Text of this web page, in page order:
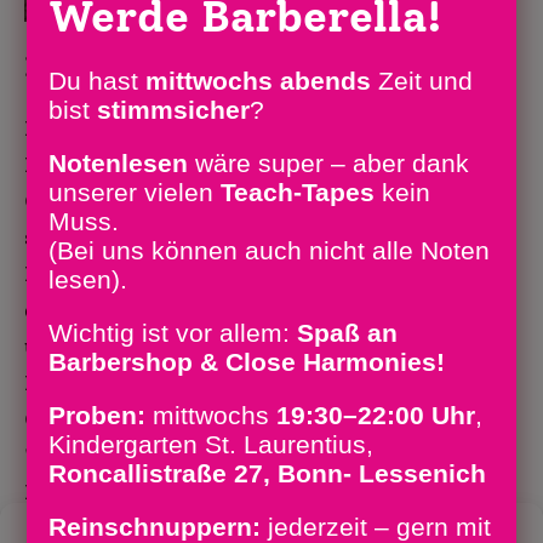
Endlich wieder live singen!
Endlich wieder im alten Proberaum!
Der Vorstand wird wieder gewählt!
Chortreffen am Wahlsonntag Nach der
schwierigen Lockdown-Zeit proben die
Barberellas wieder - bei Einhaltung
der Coronaregeln, versteht sich - in
unseren alten Räumlichkeiten. Mit
Mareike Meise hatten wir ein erstes
Coaching in Vorbereitung auf die
"Convention", das Barbershop
Musikfestival 2020 - in Dortmund im
März 2022. Und wir freuen uns…
Werde Barberella!
Du hast mittwochs abends Zeit und
bist stimm­sicher?
Notenlesen wäre super – aber dank
unserer vielenTeach-Tapes kein
Muss.
(Bei uns können auch nicht alle Noten
lesen).
Wichtig ist vor allem:Spaß an
Barbershop & Close Harmonies!
Proben: mittwochs 19:30–22:00 Uhr
Kindergarten St. Laurentius,
Roncallistraße 27, Bonn- Lessenich
Reinschnuppern: jederzeit – gern mit